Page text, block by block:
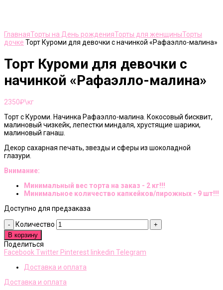
ГлавнаяТорты на День рожденияТорты для женщиныТорты
дочке Торт Куроми для девочки с начинкой «Рафаэлло-малина»
Торт Куроми для девочки с
начинкой «Рафаэлло-малина»
2350₽\кг
Торт с Куроми. Начинка Рафаэлло-малина. Кокосовый бисквит,
малиновый чизкейк, лепестки миндаля, хрустящие шарики,
малиновый ганаш.
Декор сахарная печать, звезды и сферы из шоколадной
глазури.
Внимание:
Минимальный вес торта на заказ - 2 кг!!!
Минимальное количество капкейков/пирожных - 9 шт!!!
Доступно для предзаказа
Количество
В корзину
Поделиться
Facebook Twitter Pinterest linkedin Telegram
Доставка и оплата
Доставка и оплата